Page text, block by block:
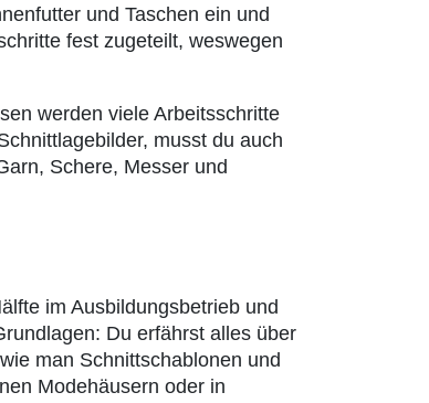
und Taschen ein und
fest zugeteilt, weswegen
werden viele Arbeitsschritte
musst du auch
Schere, Messer und
im Ausbildungsbetrieb und
Du erfährst alles über
man Schnittschablonen und
Modehäusern oder in